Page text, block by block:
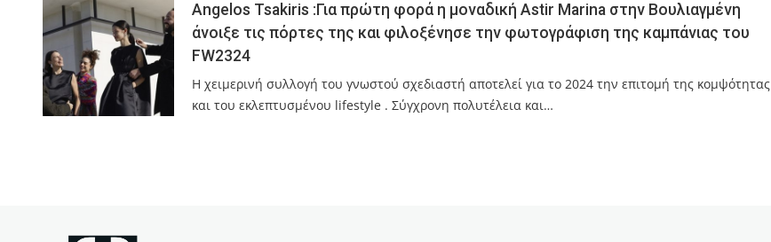
Angelos Tsakiris :Για πρώτη φορά η μοναδική Astir Marina στην Βουλιαγμένη
άνοιξε τις πόρτες της και φιλοξένησε την φωτογράφιση της καμπάνιας του
FW2324
Η χειμερινή συλλογή του γνωστού σχεδιαστή αποτελεί για το 2024 την επιτομή της κομψότητας
και του εκλεπτυσμένου lifestyle . Σύγχρονη πολυτέλεια και…